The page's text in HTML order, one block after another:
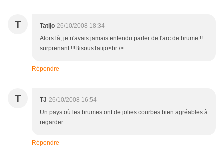
T Tatijo 26/10/2008 18:34
Alors là, je n'avais jamais entendu parler de l'arc de brume !!
surprenant !!!BisousTatijo<br />
Répondre
T TJ 26/10/2008 16:54
Un pays où les brumes ont de jolies courbes bien agréables à
regarder....
Répondre